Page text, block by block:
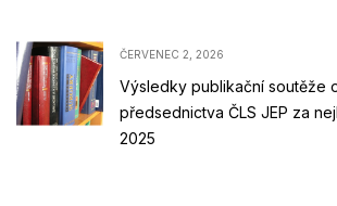
ČERVENEC 2, 2026
Výsledky publikační soutěže
předsednictva ČLS JEP za
2025